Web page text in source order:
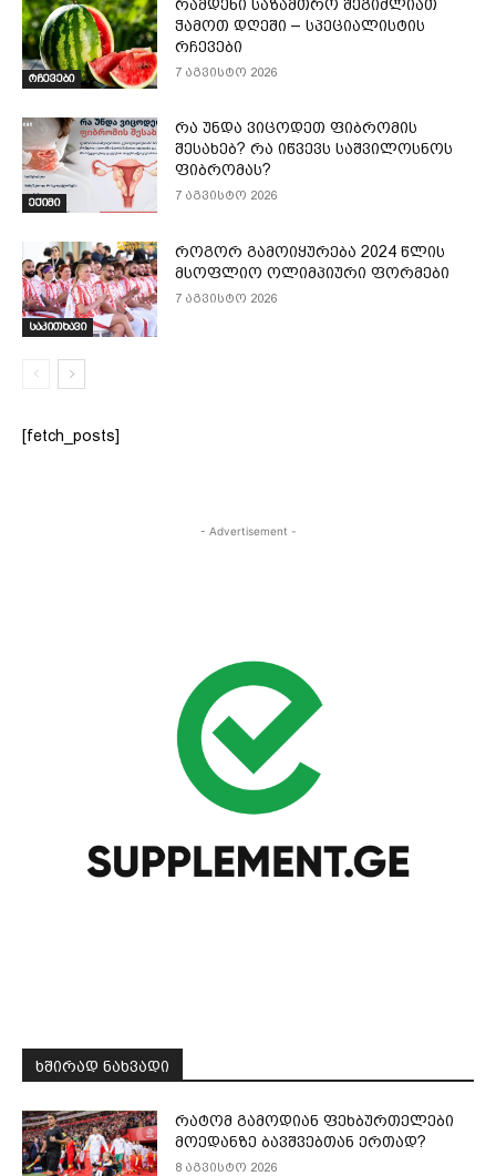
რჩევები
რამდენი საზამთრო შეგიძლიათ
ჭამოთ დღეში – სპეციალისტის
რჩევები
7 აგვისტო 2026
ექიმი
რა უნდა ვიცოდეთ ფიბრომის
შესახებ? რა იწვევს საშვილოსნოს
ფიბრომას?
7 აგვისტო 2026
საკითხავი
როგორ გამოიყურება 2024 წლის
მსოფლიო ოლიმპიური ფორმები
7 აგვისტო 2026
[fetch_posts]
- Advertisement -
ᲮᲨᲘᲠᲐᲓ ᲜᲐᲮᲕᲐᲓᲘ
რატომ გამოდიან ფეხბურთელები
მოედანზე ბავშვებთან ერთად?
8 აგვისტო 2026